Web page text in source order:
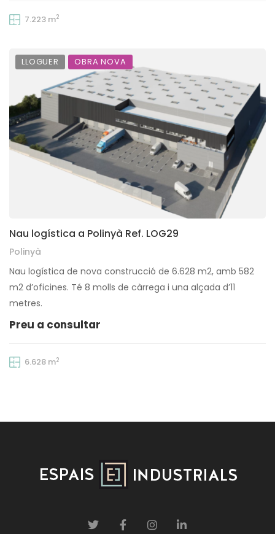
7.223 m2
LLOGUER OBRA NOVA
Nau logística a Polinyà Ref. LOG29
Polinyà
Nau logística de nova construcció de 6.628 m2, amb 582
m2 d’oficines. Té 8 molls de càrrega i una alçada d’11
metres.
Preu a consultar
6.628 m2